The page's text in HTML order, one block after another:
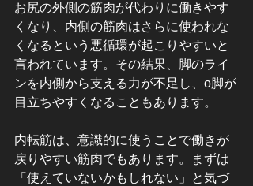
お尻の外側の筋肉が代わりに働きやす
くなり、内側の筋肉はさらに使われな
くなるという悪循環が起こりやすいと
言われています。その結果、脚のライ
ンを内側から支える力が不足し、o脚が
目立ちやすくなることもあります。
内転筋は、意識的に使うことで働きが
戻りやすい筋肉でもあります。まずは
「使えていないかもしれない」と気づ